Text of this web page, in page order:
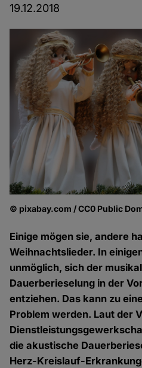
19.12.2018
© pixabay.com / CC0 Public
Einige mögen sie, andere
Weihnachtslieder. In
unmöglich, sich der
Dauerberieselung in der
entziehen. Das kann zu
Problem werden. Laut der
die akustische
Herz-Kreislauf-